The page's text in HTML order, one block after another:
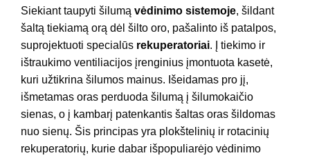
Siekiant taupyti šilumą vėdinimo sistemoje, šildant
šaltą tiekiamą orą dėl šilto oro, pašalinto iš patalpos,
suprojektuoti specialūs rekuperatoriai. Į tiekimo ir
ištraukimo ventiliacijos įrenginius įmontuota kasetė,
kuri užtikrina šilumos mainus. Išeidamas pro jį,
išmetamas oras perduoda šilumą į šilumokaičio
sienas, o į kambarį patenkantis šaltas oras šildomas
nuo sienų. Šis principas yra plokštelinių ir rotacinių
rekuperatorių, kurie dabar išpopuliarėjo vėdinimo